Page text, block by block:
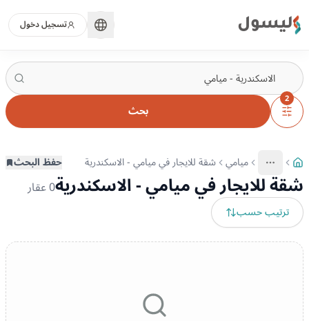
ليسول تسجيل دخول
2
بحث
More
عرض المزيد من المسارات
ميامي شقة للايجار في ميامي - الاسكندرية حفظ البحث
شقة للايجار في ميامي - الاسكندرية0عقار
ترتيب حسب